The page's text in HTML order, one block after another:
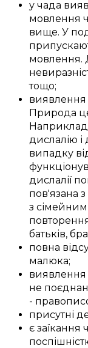
у чада
мовлення
вище. У
мовлення.
тощо;
виявлення
Природа
дислалію і
випадку
дислалії
пов'язана з
з
батьків,
повна
малюка;
виявлення
не
-
присутні
є заїкання